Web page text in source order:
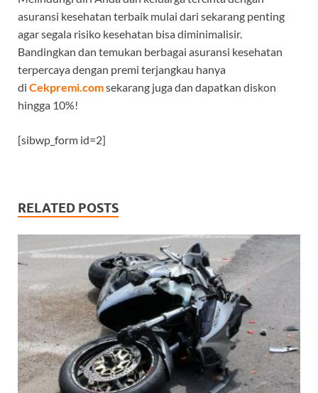
asuransi kesehatan terbaik mulai dari sekarang penting
agar segala risiko kesehatan bisa diminimalisir.
Bandingkan dan temukan berbagai asuransi kesehatan
terpercaya dengan premi terjangkau hanya
di Cekpremi.comsekarang juga dan dapatkan diskon
hingga 10%!
[sibwp_form id=2]
RELATED POSTS